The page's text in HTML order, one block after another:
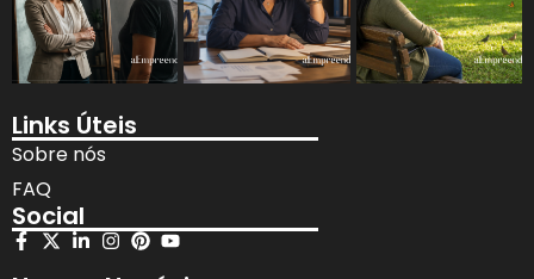
Links Úteis
Sobre nós
FAQ
Social